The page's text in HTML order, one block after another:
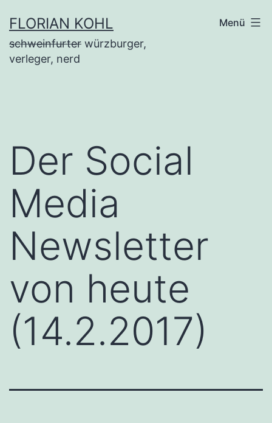
Inhalt
springen
FLORIAN KOHL
schweinfurter würzburger,
verleger, nerd
Menü
Der Social
Media
Newsletter
von heute
(14.2.2017)